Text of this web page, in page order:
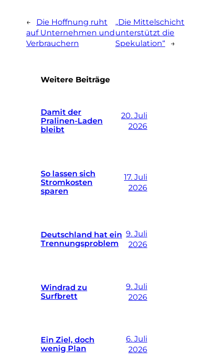
←
Die Hoffnung ruht
auf Unternehmen und
Verbrauchern
„Die Mittelschicht
unterstützt die
Spekulation“
→
Weitere Beiträge
Damit der
Pralinen-Laden
bleibt
20. Juli
2026
So lassen sich
Stromkosten
sparen
17. Juli
2026
Deutschland hat ein
Trennungsproblem
9. Juli
2026
Windrad zu
Surfbrett
9. Juli
2026
Ein Ziel, doch
wenig Plan
6. Juli
2026